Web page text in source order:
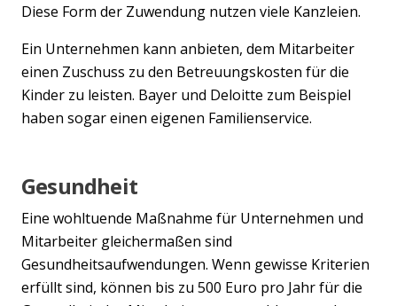
Diese Form der Zuwendung nutzen viele Kanzleien.
Ein Unternehmen kann anbieten, dem Mitarbeiter
einen Zuschuss zu den Betreuungskosten für die
Kinder zu leisten. Bayer und Deloitte zum Beispiel
haben sogar einen eigenen Familienservice.
Gesundheit
Eine wohltuende Maßnahme für Unternehmen und
Mitarbeiter gleichermaßen sind
Gesundheitsaufwendungen. Wenn gewisse Kriterien
erfüllt sind, können bis zu 500 Euro pro Jahr für die